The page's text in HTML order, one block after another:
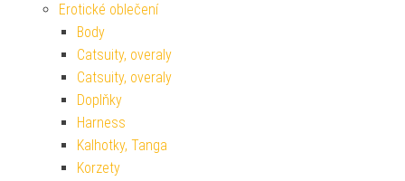
Erotické oblečení
Body
Catsuity, overaly
Catsuity, overaly
Doplňky
Harness
Kalhotky, Tanga
Korzety